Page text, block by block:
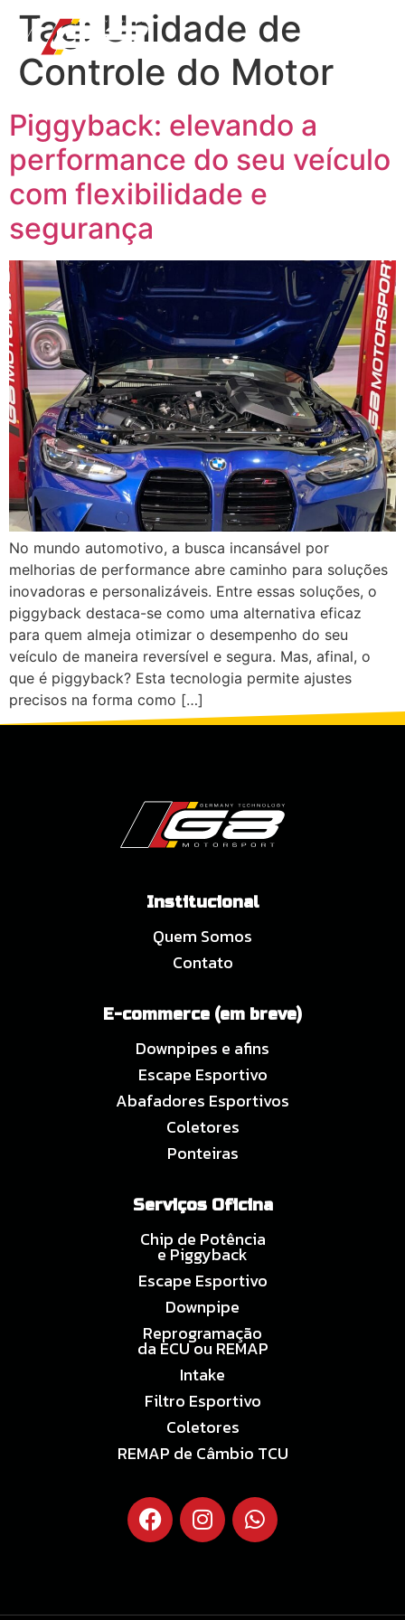
Tag: Unidade de
Controle do Motor
Piggyback: elevando a
performance do seu veículo
com flexibilidade e
segurança
No mundo automotivo, a busca incansável por
melhorias de performance abre caminho para soluções
inovadoras e personalizáveis. Entre essas soluções, o
piggyback destaca-se como uma alternativa eficaz
para quem almeja otimizar o desempenho do seu
veículo de maneira reversível e segura. Mas, afinal, o
que é piggyback? Esta tecnologia permite ajustes
precisos na forma como […]
Institucional
Quem Somos
Contato
E-commerce (em breve)
Downpipes e afins
Escape Esportivo
Abafadores Esportivos
Coletores
Ponteiras
Serviços Oficina
Chip de Potência
e Piggyback
Escape Esportivo
Downpipe
Reprogramação
da ECU ou REMAP
Intake
Filtro Esportivo
Coletores
REMAP de Câmbio TCU